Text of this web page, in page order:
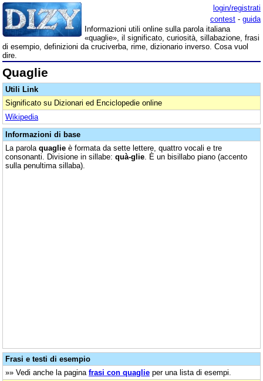
login/registrati
contest - guida
Informazioni utili online sulla parola italiana
«quaglie», il significato, curiosità, sillabazione, frasi
di esempio, definizioni da cruciverba, rime, dizionario inverso. Cosa vuol
dire.
Quaglie
Utili Link
Significato su Dizionari ed Enciclopedie online
Wikipedia
Informazioni di base
La parola quaglie è formata da sette lettere, quattro vocali e tre
consonanti. Divisione in sillabe: quà-glie . È un bisillabo piano (accento
sulla penultima sillaba).
Frasi e testi di esempio
»» Vedi anche la pagina frasi con quaglie per una lista di esempi.